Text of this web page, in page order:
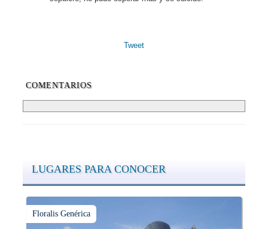
Tweet
COMENTARIOS
LUGARES PARA CONOCER
Floralis Genérica